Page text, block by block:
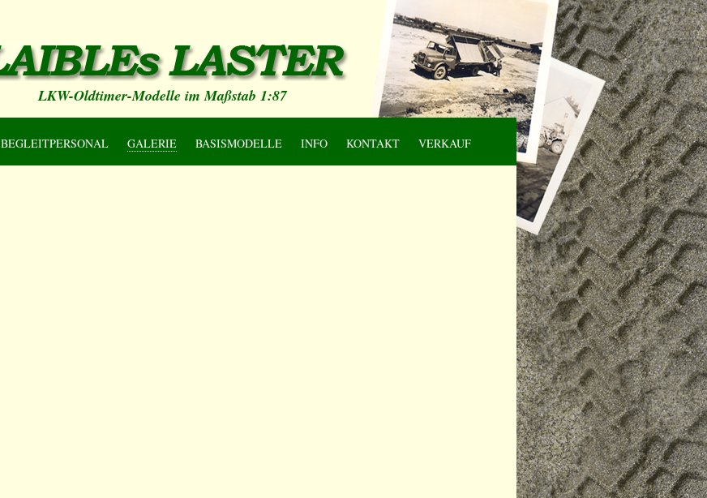
BEGLEITPERSONAL GALERIE BASISMODELLE INFO KONTAKT VERKAUF
LKW-Oldtimer-Modelle im Maßstab 1:87